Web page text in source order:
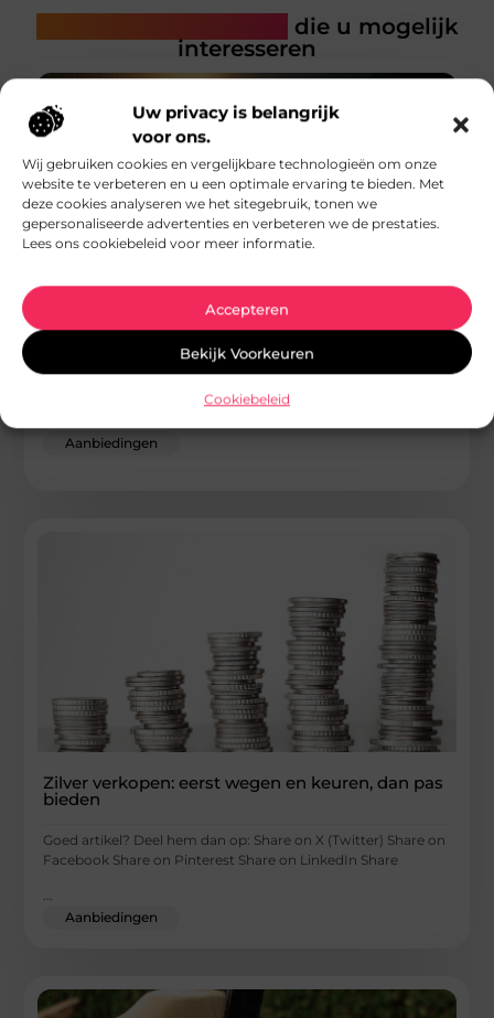
Uw privacy is belangrijk
voor ons.
Wij gebruiken cookies en vergelijkbare technologieën om onze
website te verbeteren en u een optimale ervaring te bieden. Met
deze cookies analyseren we het sitegebruik, tonen we
gepersonaliseerde advertenties en verbeteren we de prestaties.
Lees ons cookiebeleid voor meer informatie.
Accepteren
Bekijk Voorkeuren
Cookiebeleid
die u mogelijk
interesseren
Buitenverlichting kies je 12V of 230V?
Goed artikel? Deel hem dan op: Share on X (Twitter) Share on
Aanbiedingen
Zilver verkopen: eerst wegen en keuren, dan pas
bieden
Goed artikel? Deel hem dan op: Share on X (Twitter) Share on
Facebook Share on Pinterest Share on LinkedIn Share
...
Aanbiedingen